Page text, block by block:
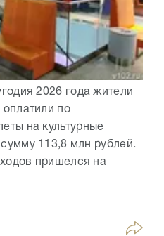
2026 года жители
оплатили по
на культурные
113,8 млн рублей.
пришелся на